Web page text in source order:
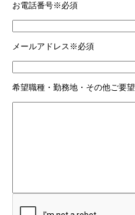
お電話番号※必須
メールアドレス ※必須
希望職種・勤務地・その他ご要望